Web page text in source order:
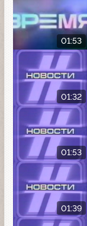
01:53
01:32
01:53
01:39